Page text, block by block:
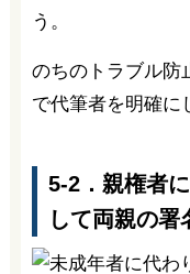
う。
のちのトラブル防
で代筆者を明確に
5-2．親権者
して両親の署